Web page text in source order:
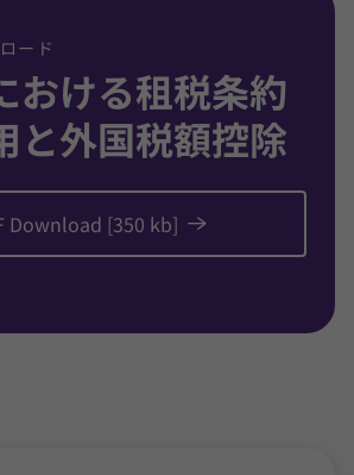
ード
おける租税条約
と外国税額控除
Download [350 kb]